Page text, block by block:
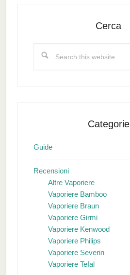
Cerca
this
Categorie
Guide
Recensioni
Altre Vaporiere
Vaporiere Bamboo
Vaporiere Braun
Vaporiere Girmi
Vaporiere Kenwood
Vaporiere Philips
Vaporiere Severin
Vaporiere Tefal